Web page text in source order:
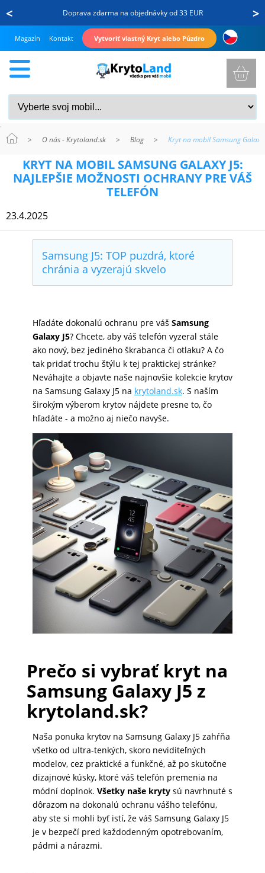
< >
Doprava zdarma na objednávky od 33 EUR
Magazín Kontakt Vytvoriť vlastný Kryt alebo Púzdro
PUZDRÁ
MOBIL
NABÍJANIE
PRODUKTY
PRÍSLUŠENSTVO
PRÍSLUŠENSTVO
NOTEBOOK
GAMING
AUTOPRÍSLUŠENSTVO
DOMÁCNOSŤ
POPSOCKETY
KRYT NA MOBIL SAMSUNG GALAXY J5:
NAJLEPŠIE MOŽNOSTI OCHRANY PRE VÁŠ
TELEFÓN
23.4.2025
Samsung J5: TOP puzdrá, ktoré
chránia a vyzerajú skvelo
Hľadáte dokonalú ochranu pre váš Samsung
Galaxy J5? Chcete, aby váš telefón vyzeral stále
ako nový, bez jediného škrabanca či otlaku? A čo
tak pridať trochu štýlu k tej praktickej stránke?
Neváhajte a objavte naše najnovšie kolekcie krytov
na Samsung Galaxy J5 na krytoland.sk. S naším
širokým výberom krytov nájdete presne to, čo
hľadáte - a možno aj niečo navyše.
Prečo si vybrať kryt na
Samsung Galaxy J5 z
krytoland.sk?
Naša ponuka krytov na Samsung Galaxy J5 zahŕňa
všetko od ultra-tenkých, skoro neviditeľných
modelov, cez praktické a funkčné, až po skutočne
dizajnové kúsky, ktoré váš telefón premenia na
módní doplnok. Všetky naše krytysú navrhnuté s
dôrazom na dokonalú ochranu vášho telefónu,
aby ste si mohli byť istí, že váš Samsung Galaxy J5
je v bezpečí pred každodenným opotrebovaním,
pádmi a nárazmi.
> O nás - Krytoland.sk > Blog > Kryt na mobil Samsung